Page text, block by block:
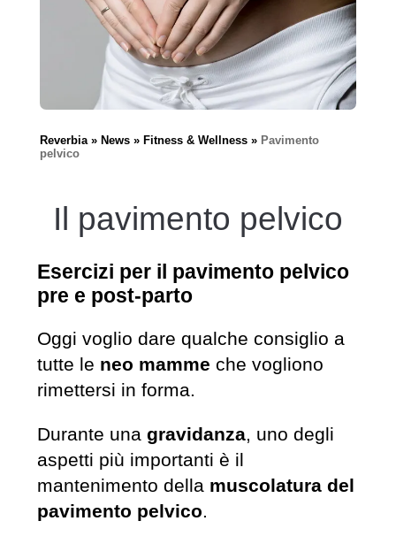
Reverbia News Fitness & Wellness
Pavimento
pelvico
Il pavimento pelvico
Esercizi per il pavimento pelvico
pre e post-parto
Oggi voglio dare qualche consiglio a
tutte le neo mamme che vogliono
rimettersi in forma.
Durante una gravidanza, uno degli
aspetti più importanti è il
mantenimento della muscolatura del
pavimento pelvico.